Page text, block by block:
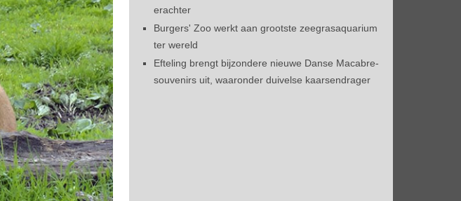
erachter
Burgers' Zoo werkt aan grootste zeegrasaquarium
ter wereld
Efteling brengt bijzondere nieuwe Danse Macabre-
souvenirs uit, waaronder duivelse kaarsendrager